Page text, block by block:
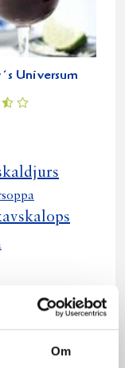
Om
Universum